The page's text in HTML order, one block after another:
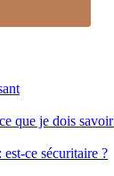
que je dois
ce sécuritaire ?